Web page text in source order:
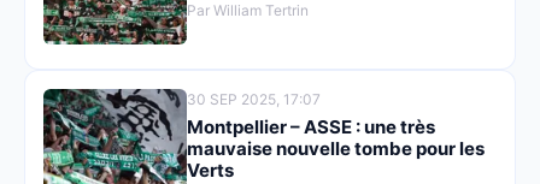
Par William Tertrin
30 SEP 2025, 17:07
Montpellier – ASSE : une très
mauvaise nouvelle tombe pour les
Verts